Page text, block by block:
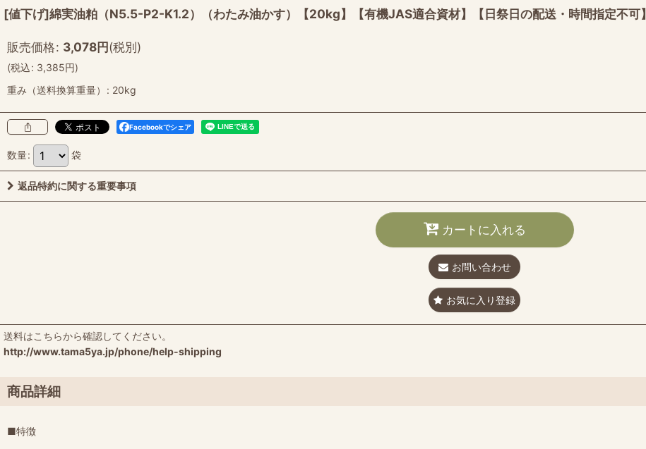
[値下げ]綿実油粕（N5.5-P2-K1.2）（わたみ油かす）【20kg】【有機JAS適合資材】【日祭日の配送・時間指定不可】
販売価格: 3,078円(税別)
(税込: 3,385円)
重み（送料換算重量）
: 20kg
Facebookでシェア
数量: 袋
返品特約に関する重要事項
カートに入れる
お問い合わせ
お気に入り登録
送料はこちらから確認してください。
http://www.tama5ya.jp/phone/help-shipping
商品詳細
■特徴